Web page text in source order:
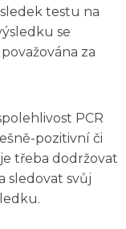
testu na
se
za
PCR
pozitivní či
třeba dodržovat
sledovat svůj